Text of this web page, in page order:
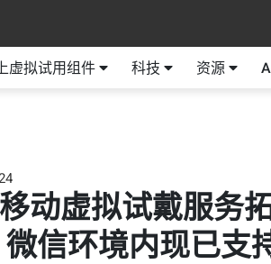
虚拟试用组件 科技 资源
动虚拟试戴服务
微信环境内现已支